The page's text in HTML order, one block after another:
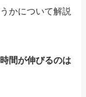
かについて解説
間が伸びるのは